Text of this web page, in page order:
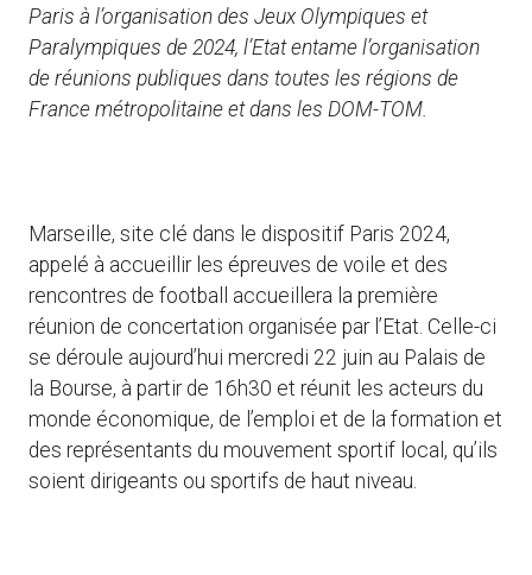
Paris à l’organisation des Jeux Olympiques et
Paralympiques de 2024, l’Etat entame l’organisation
de réunions publiques dans toutes les régions de
France métropolitaine et dans les DOM-TOM.
Marseille, site clé dans le dispositif Paris 2024,
appelé à accueillir les épreuves de voile et des
rencontres de football accueillera la première
réunion de concertation organisée par l’Etat. Celle-ci
se déroule aujourd’hui mercredi 22 juin au Palais de
la Bourse, à partir de 16h30 et réunit les acteurs du
monde économique, de l’emploi et de la formation et
des représentants du mouvement sportif local, qu’ils
soient dirigeants ou sportifs de haut niveau.